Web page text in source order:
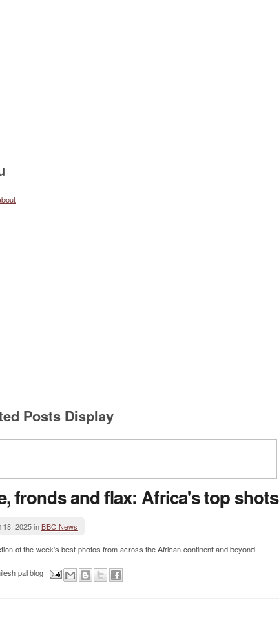
Posts Display
fronds and flax: Africa's top shots
18, 2025 inBBC News
of the week's best photos from across the African continent and beyond.
pal blog